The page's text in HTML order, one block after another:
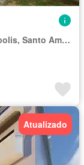
Região Geográfica Imediata de Florianópolis, Santo Amaro da Imperatriz
Atualizado